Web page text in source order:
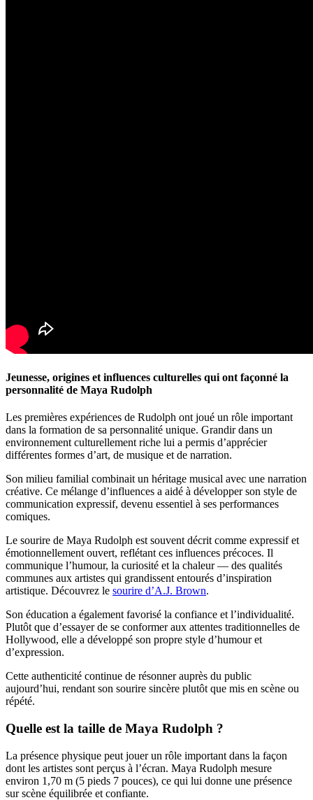
Jeunesse, origines et influences culturelles qui ont façonné la
personnalité de Maya Rudolph
Les premières expériences de Rudolph ont joué un rôle important
dans la formation de sa personnalité unique. Grandir dans un
environnement culturellement riche lui a permis d’apprécier
différentes formes d’art, de musique et de narration.
Son milieu familial combinait un héritage musical avec une narration
créative. Ce mélange d’influences a aidé à développer son style de
communication expressif, devenu essentiel à ses performances
comiques.
Le sourire de Maya Rudolph est souvent décrit comme expressif et
émotionnellement ouvert, reflétant ces influences précoces. Il
communique l’humour, la curiosité et la chaleur — des qualités
communes aux artistes qui grandissent entourés d’inspiration
artistique. Découvrez le sourire d’A.J. Brown.
Son éducation a également favorisé la confiance et l’individualité.
Plutôt que d’essayer de se conformer aux attentes traditionnelles de
Hollywood, elle a développé son propre style d’humour et
d’expression.
Cette authenticité continue de résonner auprès du public
aujourd’hui, rendant son sourire sincère plutôt que mis en scène ou
répété.
Quelle est la taille de Maya Rudolph ?
La présence physique peut jouer un rôle important dans la façon
dont les artistes sont perçus à l’écran. Maya Rudolph mesure
environ 1,70 m (5 pieds 7 pouces), ce qui lui donne une présence
sur scène équilibrée et confiante.